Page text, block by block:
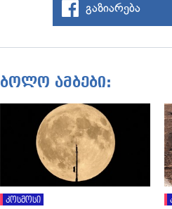
გაზიარება
ბოლო ამბები:
კოსმოსი